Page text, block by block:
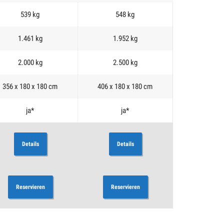
539 kg
1.461 kg
2.000 kg
356 x 180 x 180 cm
ja*
Details
Reservieren
548 kg
1.952 kg
2.500 kg
406 x 180 x 180 cm
ja*
Details
Reservieren